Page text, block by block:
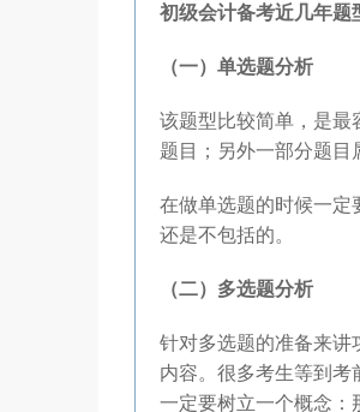
初级会计备考近几年题
（一）单选题分析
该题型比较简单，是最
题目；另外一部分题目
在做单选题的时候一定
还是不包括的。
（二）多选题分析
针对多选题的准备来讲
内容。很多考生等到
一定要树立一个概念：